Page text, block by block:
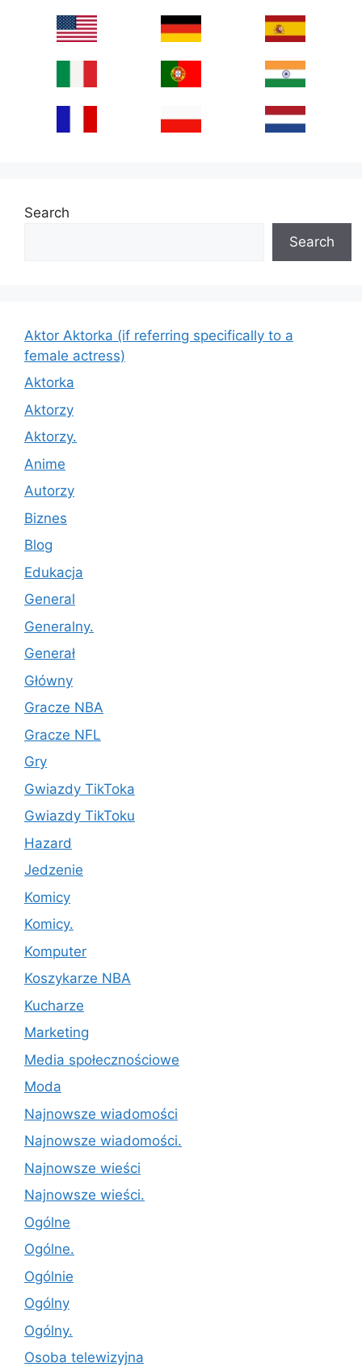
Search
Search
Aktor Aktorka (if referring specifically to a
female actress)
Aktorka
Aktorzy
Aktorzy.
Anime
Autorzy
Biznes
Blog
Edukacja
General
Generalny.
Generał
Główny
Gracze NBA
Gracze NFL
Gry
Gwiazdy TikToka
Gwiazdy TikToku
Hazard
Jedzenie
Komicy
Komicy.
Komputer
Koszykarze NBA
Kucharze
Marketing
Media społecznościowe
Moda
Najnowsze wiadomości
Najnowsze wiadomości.
Najnowsze wieści
Najnowsze wieści.
Ogólne
Ogólne.
Ogólnie
Ogólny
Ogólny.
Osoba telewizyjna